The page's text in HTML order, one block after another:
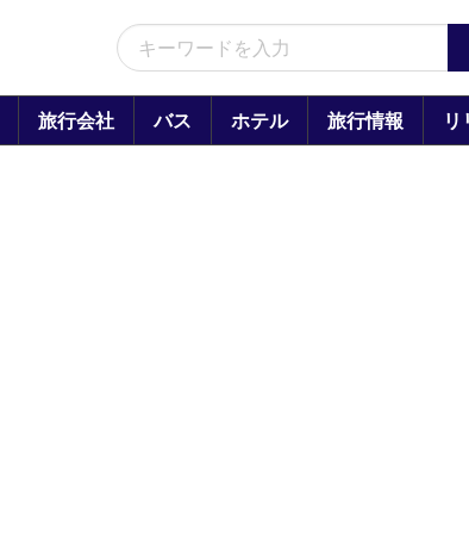
旅行会社 バス ホテル 旅行情報 リ